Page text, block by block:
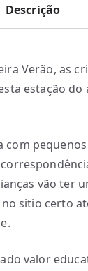
Descrição
Verão, as
estação do
com
vão ter
sitio certo
valor